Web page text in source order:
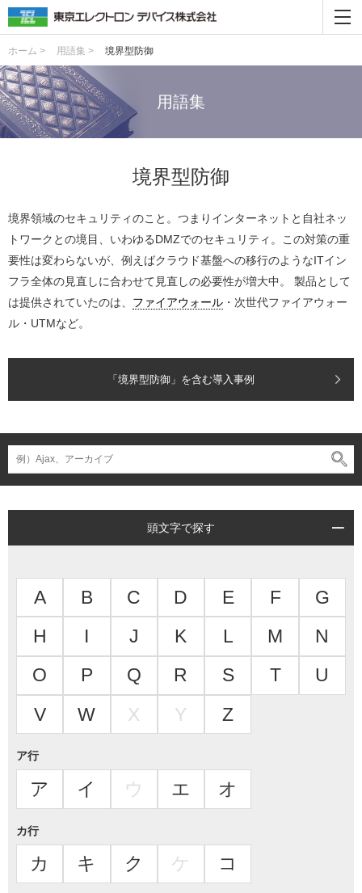
ホーム > 用語集 > 境界型防御
用語集
境界型防御
境界領域のセキュリティのこと。つまりインターネットと自社ネッ
トワークとの境目、いわゆるDMZでのセキュリティ。この対策の重
要性は変わらないが、例えばクラウド基盤への移行のようなITイン
フラ全体の見直しに合わせて見直しの必要性が増大中。 製品として
は提供されていたのは、 ファイアウォール ・次世代ファイアウォー
ル・UTMなど。
「境界型防御」を含む導入事例
頭文字で探す
A B C D E F
G
H
I J K L M
N
O
P Q R S T
U
V
W X Y Z
ア行
ア イ ウ エ オ
カ行
カ キ ク ケ コ